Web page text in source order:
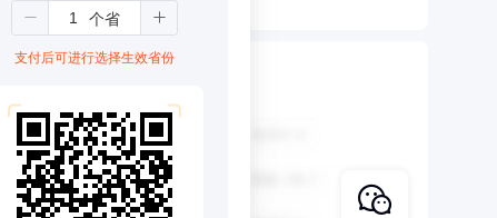
支付后可进行选择生效省份